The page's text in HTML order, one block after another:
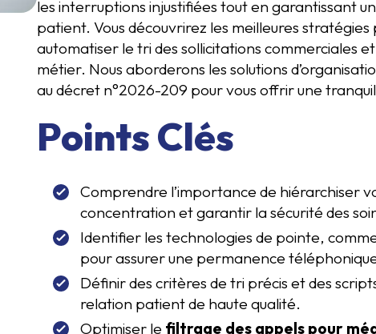
les interruptions injustifiées tout en garantissant
patient. Vous découvrirez les meilleures
automatiser le tri des sollicitations commerciales
métier. Nous aborderons les solutions
au décret n°2026-209 pour vous offrir une
Points Clés
Comprendre l’importance de hiérarchiser
concentration et garantir la sécurité des
Identifier les technologies de pointe,
pour assurer une permanence
Définir des critères de tri précis et des
relation patient de haute qualité.
Optimiser le filtrage des appels pour